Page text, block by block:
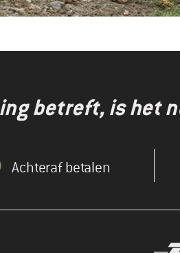
betreft, is het
Achteraf betalen